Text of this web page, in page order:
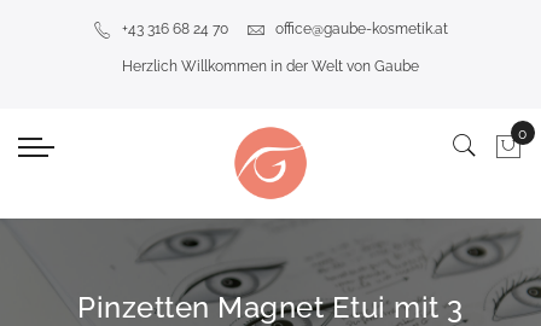
+43 316 68 24 70 office@gaube-kosmetik.at
Herzlich Willkommen in der Welt von Gaube
Pinzetten Magnet Etui mit 3